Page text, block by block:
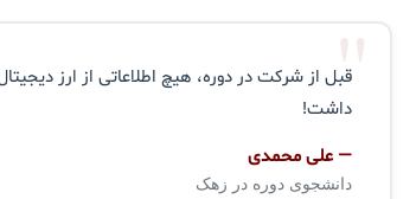
"
قبل از شرکت در دوره، هیچ اطلاعاتی از ارز
داشت!
— علی محمدی
دانشجوی دوره در زهک